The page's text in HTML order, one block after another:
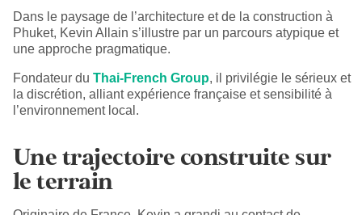
Dans le paysage de l’architecture et de la construction à
Phuket, Kevin Allain s’illustre par un parcours atypique et
une approche pragmatique.
Fondateur du Thai-French Group, il privilégie le sérieux et
la discrétion, alliant expérience française et sensibilité à
l’environnement local.
Une trajectoire construite sur
le terrain